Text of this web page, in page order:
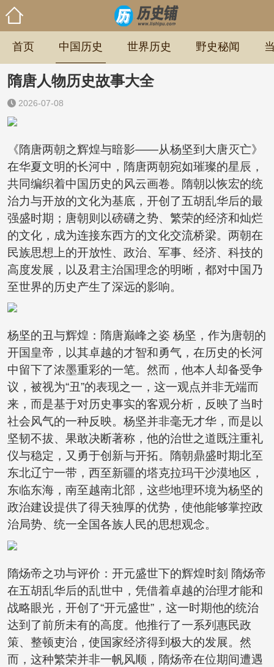
首页 中国历史 世界历史 野史秘闻
隋唐人物历史故事大全
2026-07-08
《隋唐两朝之辉煌与暗影——从杨坚到大唐灭亡》
在华夏文明的长河中，隋唐两朝宛如璀璨的星辰，
共同编织着中国历史的风云画卷。隋朝以恢宏的统
治力与开放的文化为基底，开创了五胡乱华后的最
强盛时期；唐朝则以磅礴之势、繁荣的经济和灿烂
的文化，成为连接东西方的文化交流桥梁。两朝在
民族思想上的开放性、政治、军事、经济、科技的
高度发展，以及君主治国理念的明晰，都对中国乃
至世界的历史产生了深远的影响。
杨坚的丑与辉煌：隋唐巅峰之姿 杨坚，作为唐朝的
开国皇帝，以其卓越的才智和勇气，在历史的长河
中留下了浓墨重彩的一笔。然而，他本人却备受争
议，被视为“丑”的表现之一，这一观点并非无端而
来，而是基于对历史事实的客观分析，反映了当时
社会风气的一种反映。杨坚并非毫无才华，而是以
坚韧不拔、果敢决断著称，他的治世之道既注重礼
仪与稳定，又勇于创新与开拓。隋朝鼎盛时期北至
东北辽宁一带，西至新疆的塔克拉玛干沙漠地区，
东临东海，南至越南北部，这些地理环境为杨坚的
政治建设提供了得天独厚的优势，使他能够掌控政
治局势、统一全国各族人民的思想观念。
隋炀帝之功与评价：开元盛世下的辉煌时刻 隋炀帝
在五胡乱华后的乱世中，凭借着卓越的治理才能和
战略眼光，开创了“开元盛世”，这一时期他的统治
达到了前所未有的高度。他推行了一系列惠民政
策、整顿吏治，使国家经济得到极大的发展。然
而，这种繁荣并非一帆风顺，隋炀帝在位期间遭遇